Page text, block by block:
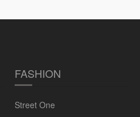
FASHION
Street One